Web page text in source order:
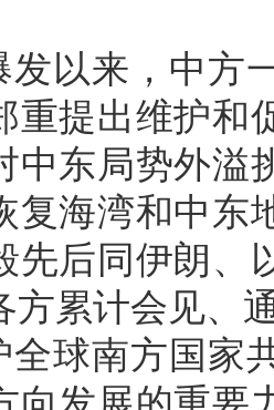
发以来，中方
重提出维护和
中东局势外溢
复海湾和中东
先后同伊朗、
方累计会见、
全球南方国家